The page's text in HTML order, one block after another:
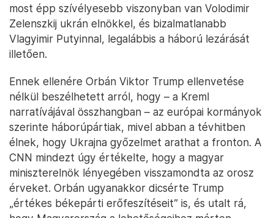
most épp szívélyesebb viszonyban van Volodimir
Zelenszkij ukrán elnökkel, és bizalmatlanabb
Vlagyimir Putyinnal, legalábbis a háború lezárását
illetően.
Ennek ellenére Orbán Viktor Trump ellenvetése
nélkül beszélhetett arról, hogy – a Kreml
narratívájával összhangban – az európai kormányok
szerinte háborúpártiak, mivel abban a tévhitben
élnek, hogy Ukrajna győzelmet arathat a fronton. A
CNN mindezt úgy értékelte, hogy a magyar
miniszterelnök lényegében visszamondta az orosz
érveket. Orbán ugyanakkor dicsérte Trump
„értékes békepárti erőfeszítéseit” is, és utalt rá,